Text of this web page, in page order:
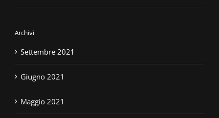
Archivi
Settembre 2021
Giugno 2021
Maggio 2021